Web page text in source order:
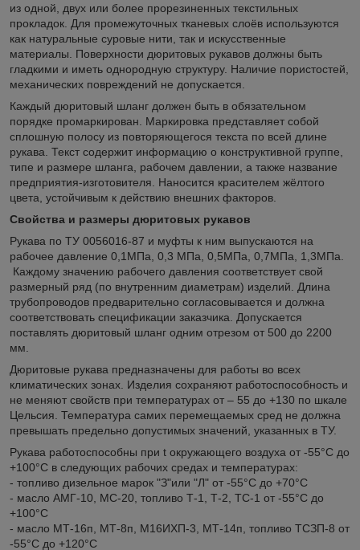
из одной, двух или более прорезиненных текстильных
прокладок. Для промежуточных тканевых слоёв используются
как натуральные суровые нити, так и искусственные
материалы. Поверхности дюритовых рукавов должны быть
гладкими и иметь однородную структуру. Наличие пористостей,
механических повреждений не допускается.
Каждый дюритовый шланг должен быть в обязательном
порядке промаркирован. Маркировка представляет собой
сплошную полосу из повторяющегося текста по всей длине
рукава. Текст содержит информацию о конструктивной группе,
типе и размере шланга, рабочем давлении, а также название
предприятия-изготовителя. Наносится красителем жёлтого
цвета, устойчивым к действию внешних факторов.
Свойства и размеры дюритовых рукавов
Рукава по ТУ 0056016-87 и муфты к ним выпускаются на
рабочее давление 0,1МПа, 0,3 МПа, 0,5МПа, 0,7МПа, 1,3МПа.
Каждому значению рабочего давления соответствует свой
размерный ряд (по внутренним диаметрам) изделий. Длина
трубопроводов предварительно согласовывается и должна
соответствовать спецификации заказчика. Допускается
поставлять дюритовый шланг одним отрезом от 500 до 2200
мм.
Дюритовые рукава предназначены для работы во всех
климатических зонах. Изделия сохраняют работоспособность и
не меняют свойств при температурах от – 55 до +130 по шкале
Цельсия. Температура самих перемещаемых сред не должна
превышать предельно допустимых значений, указанных в ТУ.
Рукава работоспособны при t окружающего воздуха от -55°С до
+100°С в следующих рабочих средах и температурах:
- топливо дизельное марок "З"или "Л" от -55°С до +70°С
- масло АМГ-10, МС-20, топливо Т-1, Т-2, ТС-1 от -55°С до
+100°С
- масло МТ-16п, МТ-8п, М16ИХП-3, МТ-14п, топливо ТСЗП-8 от
-55°С до +120°С